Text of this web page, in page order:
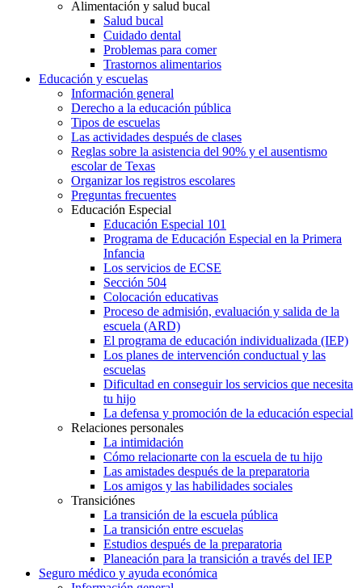
Alimentación y salud bucal
Salud bucal
Cuidado dental
Problemas para comer
Trastornos alimentarios
Educación y escuelas
Información general
Derecho a la educación pública
Tipos de escuelas
Las actividades después de clases
Reglas sobre la asistencia del 90% y el ausentismo
escolar de Texas
Organizar los registros escolares
Preguntas frecuentes
Educación Especial
Educación Especial 101
Programa de Educación Especial en la Primera
Infancia
Los servicios de ECSE
Sección 504
Colocación educativas
Proceso de admisión, evaluación y salida de la
escuela (ARD)
El programa de educación individualizada (IEP)
Los planes de intervención conductual y las
escuelas
Dificultad en conseguir los servicios que necesita
tu hijo
La defensa y promoción de la educación especial
Relaciones personales
La intimidación
Cómo relacionarte con la escuela de tu hijo
Las amistades después de la preparatoria
Los amigos y las habilidades sociales
Transiciónes
La transición de la escuela pública
La transición entre escuelas
Estudios después de la preparatoria
Planeación para la transición a través del IEP
Seguro médico y ayuda económica